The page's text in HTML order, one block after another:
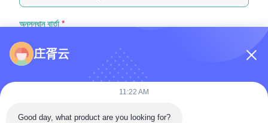
অনুসন্ধান বার্তা *
庄胥云
11:22 AM
Good day, what product are you looking for?